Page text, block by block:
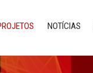
NOTÍCIAS